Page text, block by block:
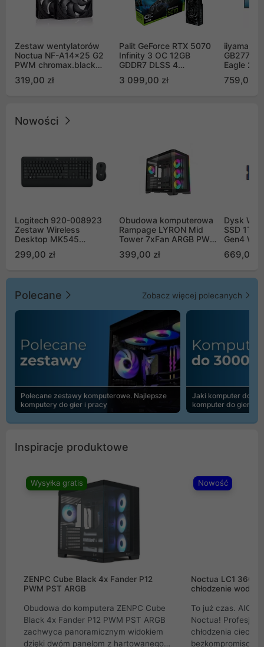
Zestaw wentylatorów
Noctua NF-A14x25 G2
PWM chromax.black
Push Pull (2szt)
319,00 zł
Palit GeForce RTX 5070
Infinity 3 OC 12GB
GDDR7 DLSS 4
GB2050S)
3 099,00 zł
iiyama G-
Eagle 27"
759,00 zł
Nowości
Logitech 920-008923
Zestaw Wireless
Desktop MK545
299,00 zł
Obudowa komputerowa
Rampage LYRON Mid
Tower 7xFan ARGB PWM
399,00 zł
Dysk WD
SSD 1TB
Gen4
669,00
Polecane Zobacz więcej polecanych
Polecane zestawy komputerowe. Najlepsze
komputery do gier i pracy
Jaki komputer do
komputer do gier |
Inspiracje produktowe
Wysyłka gratis
ZENPC Cube Black 4x Fander P12
PWM PST ARGB
Obudowa do komputera ZENPC Cube
Black 4x Fander P12 PWM PST ARGB
zachwyca panoramicznym widokiem
dzięki dwóm panelom z hartowanego
Nowość
Noctua LC1
chłodzenie wodne
To już czas. AIO
Noctua!
chłodzenia cieczą